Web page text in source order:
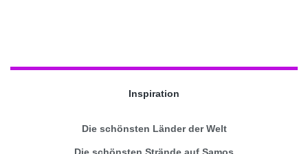
Inspiration
Die schönsten Länder der Welt